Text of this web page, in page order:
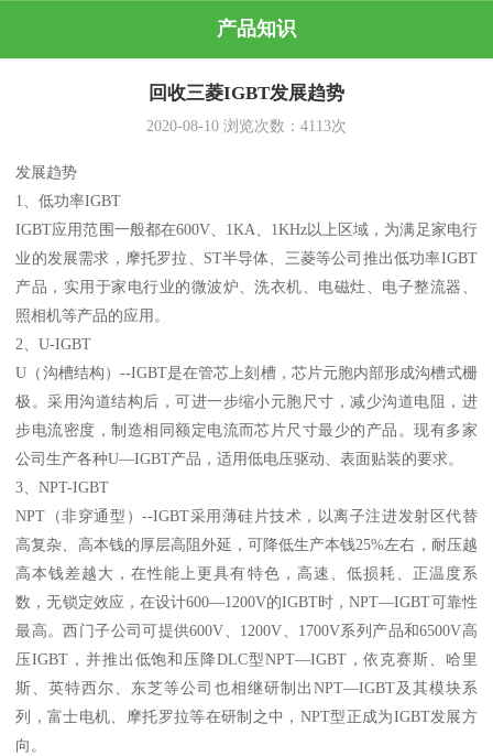
产品知识
回收三菱IGBT发展趋势
2020-08-10 浏览次数： 4113次
发展趋势
1、低功率IGBT
IGBT应用范围一般都在600V、1KA、1KHz以上区域，为满足家电行
业的发展需求，摩托罗拉、ST半导体、三菱等公司推出低功率IGBT
产品，实用于家电行业的微波炉、洗衣机、电磁灶、电子整流器、
照相机等产品的应用。
2、U-IGBT
U（沟槽结构）--IGBT是在管芯上刻槽，芯片元胞内部形成沟槽式栅
极。采用沟道结构后，可进一步缩小元胞尺寸，减少沟道电阻，进
步电流密度，制造相同额定电流而芯片尺寸最少的产品。现有多家
公司生产各种U—IGBT产品，适用低电压驱动、表面贴装的要求。
3、NPT-IGBT
NPT（非穿通型）--IGBT采用薄硅片技术，以离子注进发射区代替
高复杂、高本钱的厚层高阻外延，可降低生产本钱25%左右，耐压越
高本钱差越大，在性能上更具有特色，高速、低损耗、正温度系
数，无锁定效应，在设计600—1200V的IGBT时，NPT—IGBT可靠性
最高。西门子公司可提供600V、1200V、1700V系列产品和6500V高
压IGBT，并推出低饱和压降DLC型NPT—IGBT，依克赛斯、哈里
斯、英特西尔、东芝等公司也相继研制出NPT—IGBT及其模块系
列，富士电机、摩托罗拉等在研制之中，NPT型正成为IGBT发展方
向。